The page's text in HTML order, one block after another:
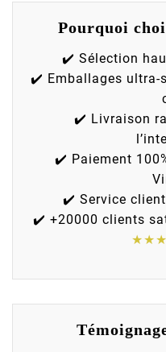
Pourquoi
✔️ Sélection
✔️ Emballages ultra-
✔️ Livraison
✔️ Paiement
✔️ Service
✔️ +20000 clients